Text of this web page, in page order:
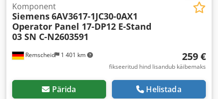
Remscheid 1 401 km
Komponent
Siemens6AV3617-1JC30-0AX1
Operator Panel 17-DP12 E-Stand
03 SN C-N2603591
259 €
fikseeritud hind lisandub käibemaks
Pärida Helistada